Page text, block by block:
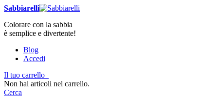
Sabbiarelli
Colorare con la sabbia
è semplice e divertente!
Blog
Accedi
Il tuo carrello
Non hai articoli nel carrello.
Cerca